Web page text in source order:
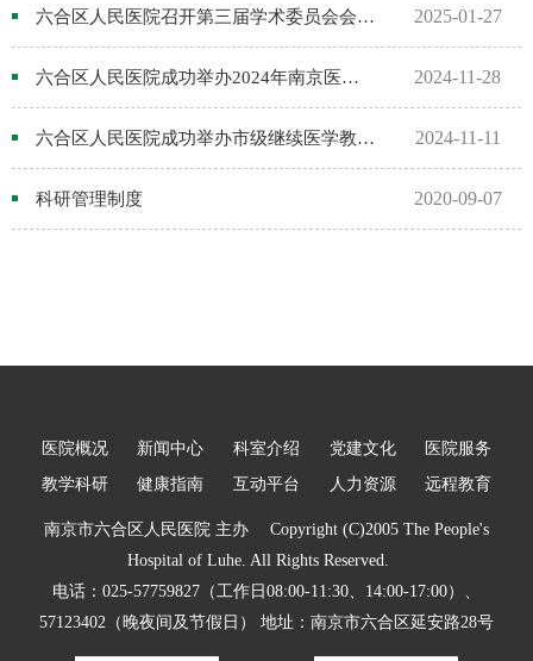
教学科研
健康指南
互动平台
视频点播
六合区人民医院召开第三届学术委员会会议、第一届学术预警委员会会议暨2024年度区卫生科技发展项目启动仪式 2025-01-27
六合区人民医院成功举办2024年南京医学会感染病分会学术年会 2024-11-28
六合区人民医院成功举办市级继续医学教育项目学习班 2024-11-11
科研管理制度 2020-09-07
医院概况 新闻中心 科室介绍 党建文化
医院服务
教学科研
健康指南 互动平台 人力资源 远程教育
南京市六合区人民医院 主办 Copyright (C)2005 The People's
Hospital of Luhe. All Rights Reserved.
电话：025-57759827（工作日08:00-11:30、14:00-17:00）、
57123402（晚夜间及节假日） 地址：南京市六合区延安路28号